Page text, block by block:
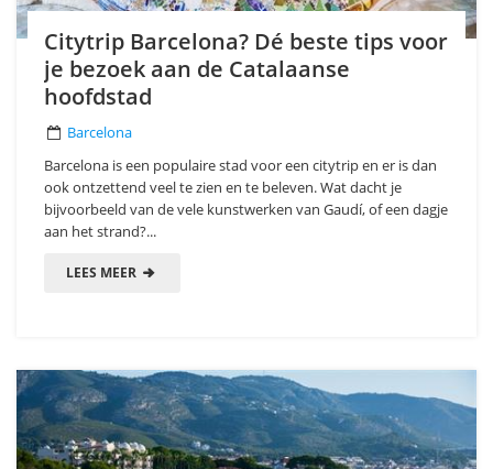
Citytrip Barcelona? Dé beste tips voor
je bezoek aan de Catalaanse
hoofdstad
Barcelona
Barcelona is een populaire stad voor een citytrip en er is dan
ook ontzettend veel te zien en te beleven. Wat dacht je
bijvoorbeeld van de vele kunstwerken van Gaudí, of een dagje
aan het strand?...
LEES MEER